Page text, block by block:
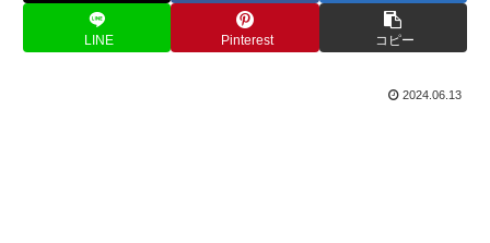
LINE Pinterest コピー
2024.06.13